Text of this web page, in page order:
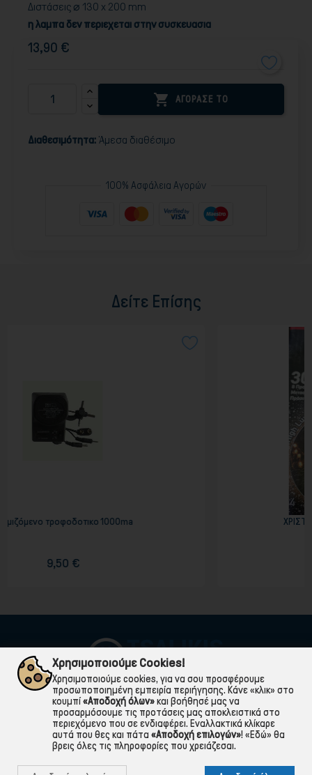
Διστάσεις ⌀ 130 x 200 mm
η λαμπα δεν περιεχεται στην συσκευασια
13,90 €
 ΑΓΟΡΑΣΕ ΤΟ
Διαθεσιμότητα: Άμεσα διαθέσιμο
100% Ασφάλεια Αγορών
Δείτε Επίσης
ΧΡΙΣΤΟΥΓΙΕΝΝΙΑΤΙΚΟΙ ΣΤΑΛΑΚΤΙΤΕΣ
ΠΛΗΡΟΦΟΡΙΕΣ
Χρησιμοποιούμε Cookies!
Χρησιμοποιούμε cookies, για να σου προσφέρουμε
προσωποποιημένη εμπειρία περιήγησης. Κάνε «κλικ» στο
κουμπί«Αποδοχή όλων»και βοήθησέ μας να
προσαρμόσουμε τις προτάσεις μας αποκλειστικά στο
περιεχόμενο που σε ενδιαφέρει. Εναλλακτικά κλίκαρε
αυτά που θες και πάτα «Αποδοχή επιλογών»! «Εδώ» θα
βρεις όλες τις πληροφορίες που χρειάζεσαι.